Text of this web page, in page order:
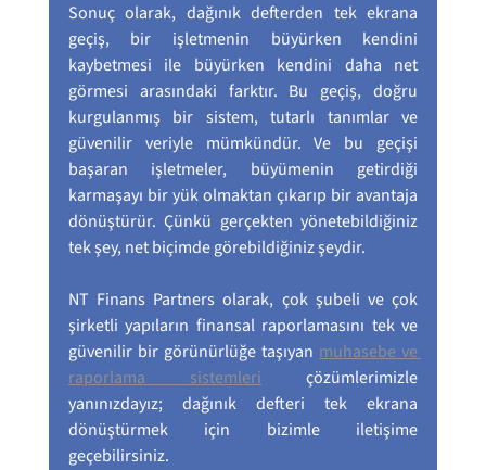
Sonuç olarak, dağınık defterden tek ekrana
geçiş, bir işletmenin büyürken kendini
kaybetmesi ile büyürken kendini daha net
görmesi arasındaki farktır. Bu geçiş, doğru
kurgulanmış bir sistem, tutarlı tanımlar ve
güvenilir veriyle mümkündür. Ve bu geçişi
başaran işletmeler, büyümenin getirdiği
karmaşayı bir yük olmaktan çıkarıp bir avantaja
dönüştürür. Çünkü gerçekten yönetebildiğiniz
tek şey, net biçimde görebildiğiniz şeydir.
NT Finans Partners olarak, çok şubeli ve çok
şirketli yapıların finansal raporlamasını tek ve
güvenilir bir görünürlüğe taşıyan muhasebe ve
raporlama sistemleri çözümlerimizle
yanınızdayız; dağınık defteri tek ekrana
dönüştürmek için bizimle iletişime
geçebilirsiniz.